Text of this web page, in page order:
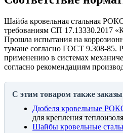
Шайба кровельная стальная
требованиям СП 17.13330.2017
Прошла испытания на
тумане согласно ГОСТ 9.308-85.
применению в системах
согласно рекомендациям
С этим товаром также
Дюбеля кровельные
для крепления
Шайбы кровельные